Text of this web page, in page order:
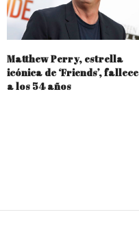
Matthew Perry, estrella
icónica de ‘Friends’, fallece
a los 54 años